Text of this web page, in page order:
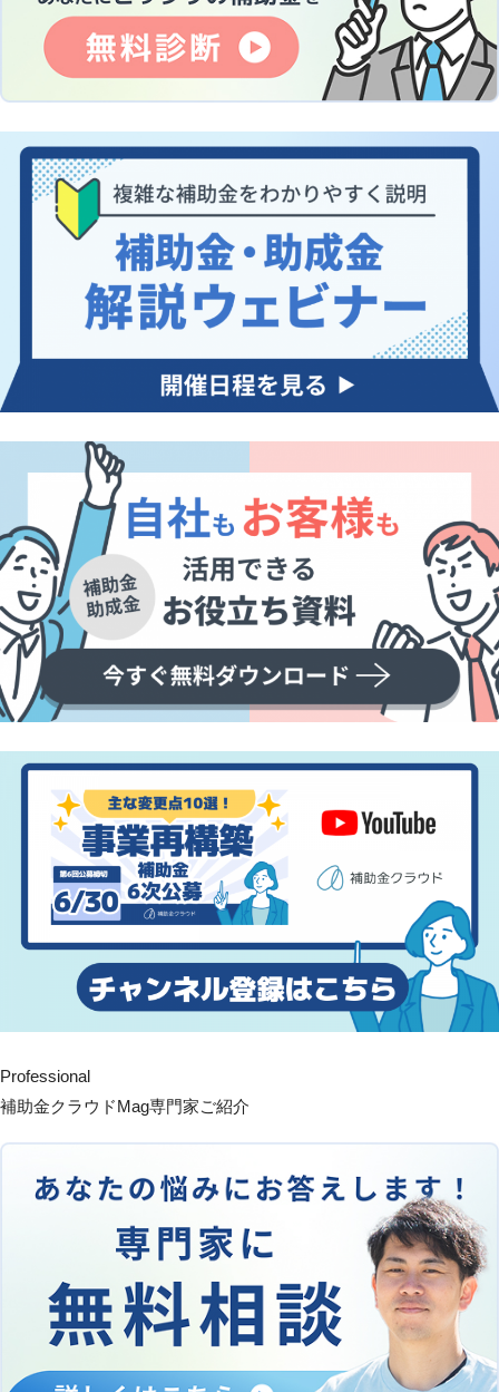
Professional
補助金クラウドMag専門家ご紹介